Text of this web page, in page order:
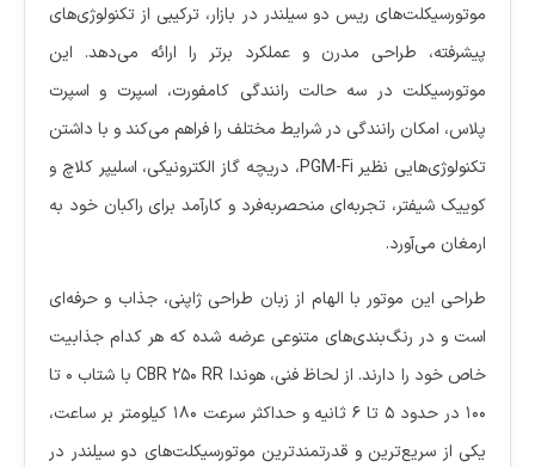
موتورسیکلت‌های ریس دو سیلندر در بازار، ترکیبی از تکنولوژی‌های
پیشرفته، طراحی مدرن و عملکرد برتر را ارائه می‌دهد. این
موتورسیکلت در سه حالت رانندگی کامفورت، اسپرت و اسپرت
پلاس، امکان رانندگی در شرایط مختلف را فراهم می‌کند و با داشتن
تکنولوژی‌هایی نظیر PGM-Fi، دریچه گاز الکترونیکی، اسلیپر کلاچ و
کوییک شیفتر، تجربه‌ای منحصربه‌فرد و کارآمد برای راکبان خود به
ارمغان می‌آورد.
طراحی این موتور با الهام از زبان طراحی ژاپنی، جذاب و حرفه‌ای
است و در رنگ‌بندی‌های متنوعی عرضه شده که هر کدام جذابیت
خاص خود را دارند. از لحاظ فنی، هوندا CBR 250 RR با شتاب 0 تا
100 در حدود 5 تا 6 ثانیه و حداکثر سرعت 180 کیلومتر بر ساعت،
یکی از سریع‌ترین و قدرتمندترین موتورسیکلت‌های دو سیلندر در